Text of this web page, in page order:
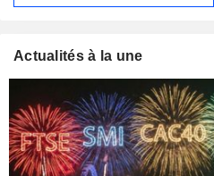
Actualités à la une